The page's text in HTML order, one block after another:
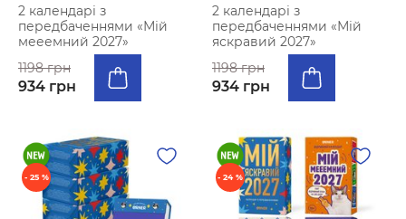
2 календарі з
передбаченнями «Мій
мееемний 2027»
1198 грн
934 грн
2 календарі з
передбаченнями «Мій
яскравий 2027»
1198 грн
934 грн
- 25 % - 24 %